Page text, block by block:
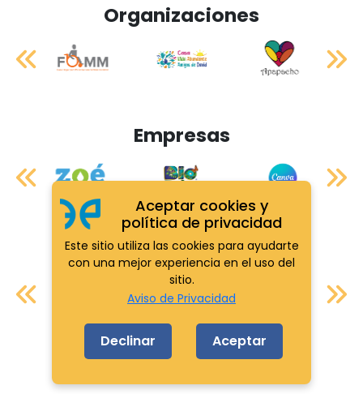
Organizaciones
Empresas
Aliados
Aceptar cookies y
política de privacidad
Este sitio utiliza las cookies para ayudarte
con una mejor experiencia en el uso del
sitio.
Aviso de Privacidad
Declinar Aceptar